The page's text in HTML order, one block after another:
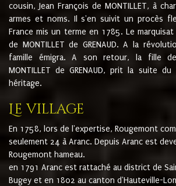
cousin, Jean François de MONTILLET, à
armes et noms. Il s'en suivit un procès
France mis un terme en 1785. Le
de MONTILLET de GRENAUD. A la
famille émigra. A son retour, la fille
MONTILLET de GRENAUD, prit la suite
héritage.
Le village
En 1758, lors de l'expertise, Rougemont
seulement 24 à Aranc. Depuis Aranc est
Rougemont hameau.
en 1791 Aranc est rattaché au district de
Bugey et en 1802 au canton d'Hauteville-